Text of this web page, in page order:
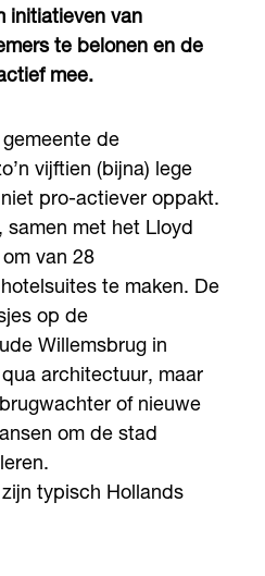
initiatieven van
te belonen en de
mee.
de
vijftien (bijna) lege
pro-actiever oppakt.
samen met het Lloyd
van 28
te maken. De
op de
Willemsbrug in
architectuur, maar
of nieuwe
om de stad
typisch Hollands